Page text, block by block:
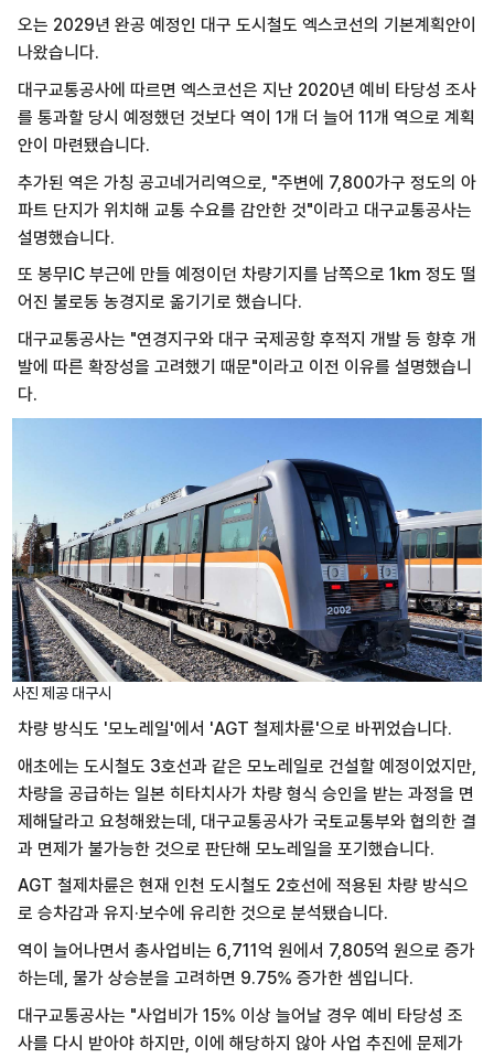
오는 2029년 완공 예정인 대구 도시철도 엑스코선의 기본계획안이
나왔습니다.
대구교통공사에 따르면 엑스코선은 지난 2020년 예비 타당성 조사
를 통과할 당시 예정했던 것보다 역이 1개 더 늘어 11개 역으로 계획
안이 마련됐습니다.
추가된 역은 가칭 공고네거리역으로, "주변에 7,800가구 정도의 아
파트 단지가 위치해 교통 수요를 감안한 것"이라고 대구교통공사는
설명했습니다.
또 봉무IC 부근에 만들 예정이던 차량기지를 남쪽으로 1km 정도 떨
어진 불로동 농경지로 옮기기로 했습니다.
대구교통공사는 "연경지구와 대구 국제공항 후적지 개발 등 향후 개
발에 따른 확장성을 고려했기 때문"이라고 이전 이유를 설명했습니
다.
사진 제공 대구시
차량 방식도 '모노레일'에서 'AGT 철제차륜'으로 바뀌었습니다.
애초에는 도시철도 3호선과 같은 모노레일로 건설할 예정이었지만,
차량을 공급하는 일본 히타치사가 차량 형식 승인을 받는 과정을 면
제해달라고 요청해왔는데, 대구교통공사가 국토교통부와 협의한 결
과 면제가 불가능한 것으로 판단해 모노레일을 포기했습니다.
AGT 철제차륜은 현재 인천 도시철도 2호선에 적용된 차량 방식으
로 승차감과 유지·보수에 유리한 것으로 분석됐습니다.
역이 늘어나면서 총사업비는 6,711억 원에서 7,805억 원으로 증가
하는데, 물가 상승분을 고려하면 9.75% 증가한 셈입니다.
대구교통공사는 "사업비가 15% 이상 늘어날 경우 예비 타당성 조
사를 다시 받아야 하지만, 이에 해당하지 않아 사업 추진에 문제가